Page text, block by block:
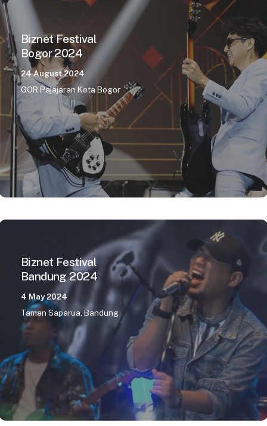
Biznet Festival
Bogor 2024
24 August 2024
GOR Pajajaran Kota Bogor
Biznet Festival
Bandung 2024
4 May 2024
Taman Saparua, Bandung